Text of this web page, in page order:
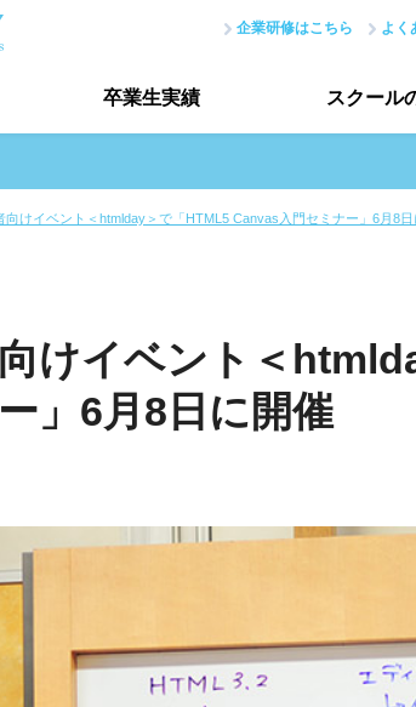
企業研修はこちら よく
Webデザイナーコース Webデザイナー
デザイン技能検定対策講座
一覧
ーコース ECサイト運用コース
ジェクトマネジメント講座 Webマーケティング
卒業生実績 スクール
スクールの特
最新で正確
向けイベント＜htmlday＞で「HTML5 Canvas入門セミナー」6月8
けイベント＜
」6月8日に開催